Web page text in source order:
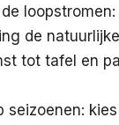
de
tot tafel en
seizoenen: